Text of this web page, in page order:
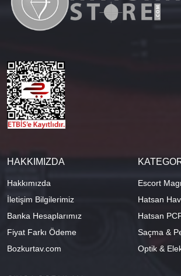
HAKKIMIZDA
Hakkımızda
İletişim Bilgilerimiz
Banka Hesaplarımız
Fiyat Farkı Ödeme
Bozkurtav.com
Escort
Hatsan
Hatsan
Saçma &
Optik &